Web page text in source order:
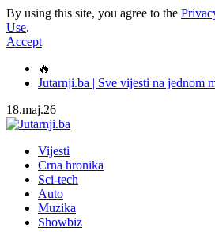
By using this site, you agree to the
Use.
Accept
🔥
Jutarnji.ba | Sve vijesti na jednom
18.maj.26
Vijesti
Crna hronika
Sci-tech
Auto
Muzika
Showbiz